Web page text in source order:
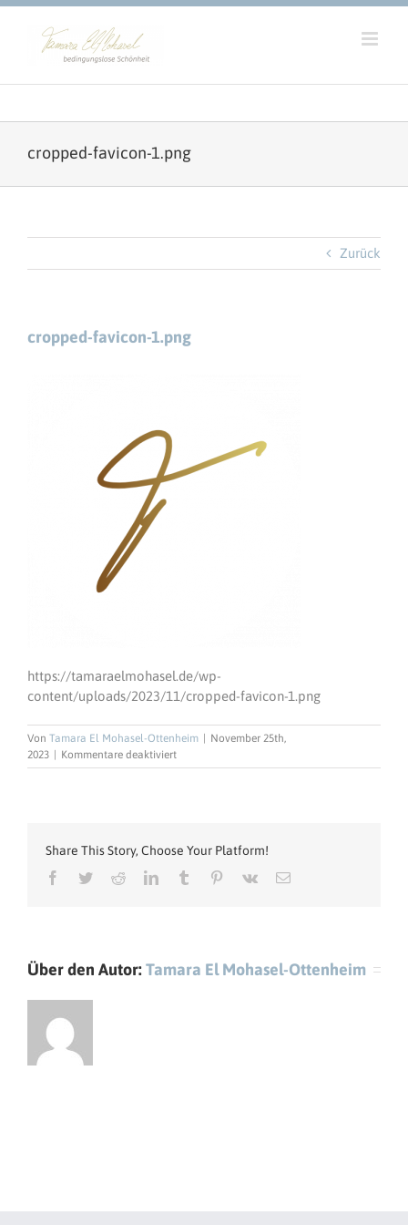
Zum
springen
cropped-favicon-1.png
Zurück
cropped-favicon-1.png
https://tamaraelmohasel.de/wp-
content/uploads/2023/11/cropped-favicon-1.png
Von Tamara El Mohasel-Ottenheim
November 25th,
2023
Kommentare deaktiviertfür
cropped-
Share This Story, Choose Your Platform!
Facebook
TwitterRedditLinkedInTumblr Pinterest
Vk
E-
Über den Autor:Tamara El Mohasel-Ottenheim